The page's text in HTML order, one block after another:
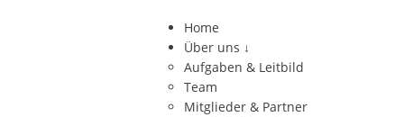
Home
Über uns ↓
Aufgaben & Leitbild
Team
Mitglieder & Partner